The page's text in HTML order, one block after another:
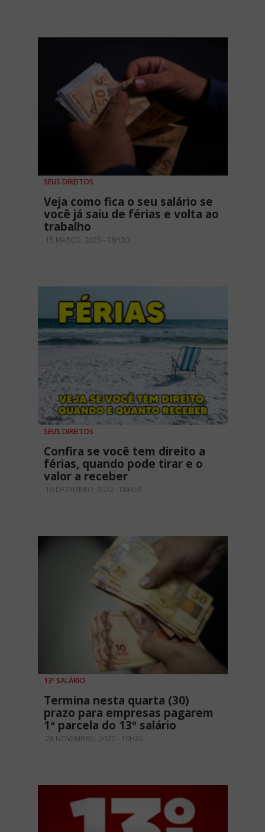
SEUS DIREITOS
Veja como fica o seu salário se
você já saiu de férias e volta ao
trabalho
15 MARÇO, 2023 - 08H30
SEUS DIREITOS
Confira se você tem direito a
férias, quando pode tirar e o
valor a receber
16 DEZEMBRO, 2022 - 08H59
13º SALÁRIO
Termina nesta quarta (30)
prazo para empresas pagarem
1ª parcela do 13º salário
28 NOVEMBRO, 2022 - 10H26